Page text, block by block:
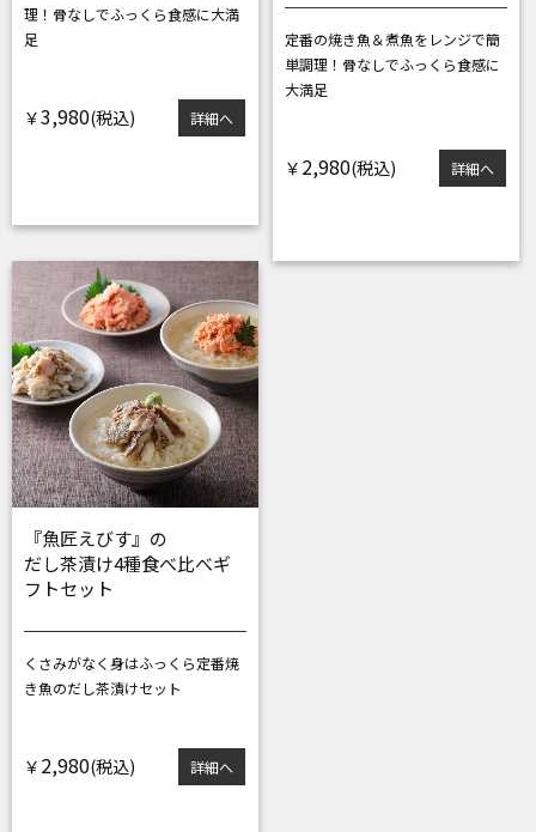
理！ 骨なしでふっくら食感に大満
足
￥3,980 詳細へ
定番の焼き魚＆煮魚をレンジで簡
単調理！ 骨なしでふっくら食感に
大満足
￥ 2,980 詳細へ
『魚匠えびす』の
だし茶漬け4種食べ比べギ
フトセット
くさみがなく身はふっくら定番焼
き魚のだし茶漬けセット
￥ 2,980 詳細へ